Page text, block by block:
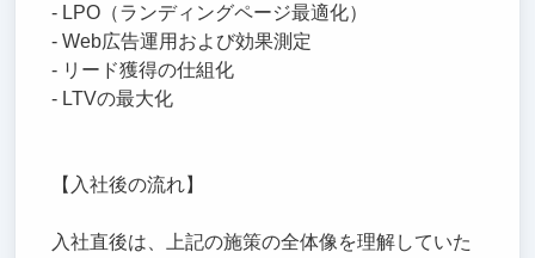
- LPO（ランディングページ最適化）
- Web広告運用および効果測定
- リード獲得の仕組化
- LTVの最大化
【入社後の流れ】
入社直後は、上記の施策の全体像を理解していた